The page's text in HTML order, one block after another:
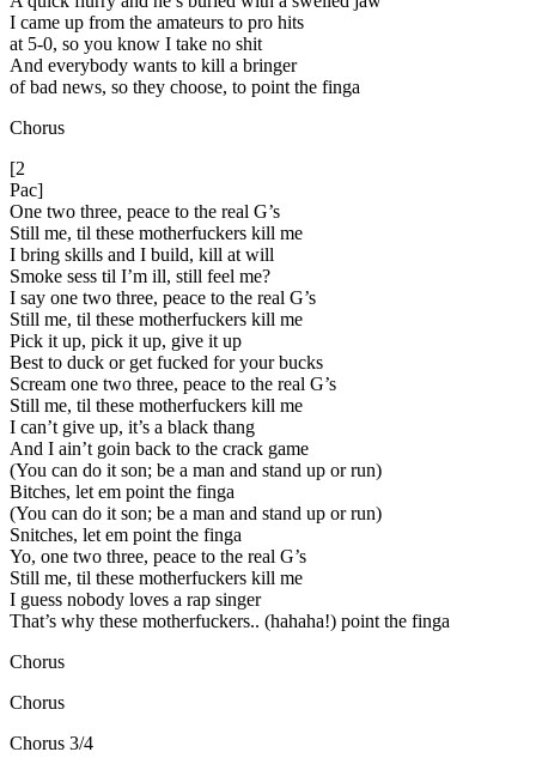
I came up from the amateurs to pro hits
at 5-0, so you know I take no shit
And everybody wants to kill a bringer
of bad news, so they choose, to point the finga
Chorus
[2
Pac]
One two three, peace to the real G’s
Still me, til these motherfuckers kill me
I bring skills and I build, kill at will
Smoke sess til I’m ill, still feel me?
I say one two three, peace to the real G’s
Still me, til these motherfuckers kill me
Pick it up, pick it up, give it up
Best to duck or get fucked for your bucks
Scream one two three, peace to the real G’s
Still me, til these motherfuckers kill me
I can’t give up, it’s a black thang
And I ain’t goin back to the crack game
(You can do it son; be a man and stand up or run)
Bitches, let em point the finga
(You can do it son; be a man and stand up or run)
Snitches, let em point the finga
Yo, one two three, peace to the real G’s
Still me, til these motherfuckers kill me
I guess nobody loves a rap singer
That’s why these motherfuckers.. (hahaha!) point the finga
Chorus
Chorus
Chorus 3/4